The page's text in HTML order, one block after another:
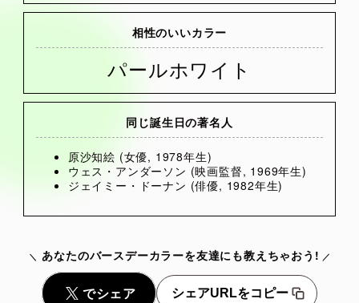
相性のいいカラー
パールホワイト
同じ誕生日の著名人
原沙知絵 (女優, 1978年生)
ウェス・アンダーソン (映画監督, 1969年生)
ジェイミー・ドーナン (俳優, 1982年生)
あなたのバースデーカラーを友達にも教えちゃおう!
シェアURLをコピー